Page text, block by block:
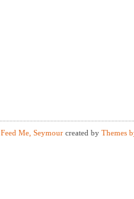
Feed Me, Seymour created by Themes